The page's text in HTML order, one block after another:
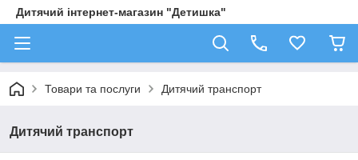
Дитячий інтернет-магазин "Детишка"
Товари та послуги Дитячий транспорт
Дитячий транспорт